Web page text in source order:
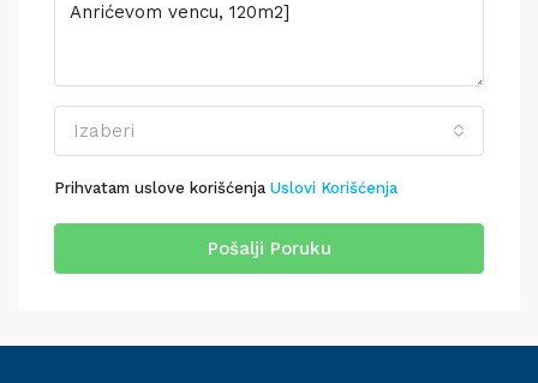
Izaberi
Prihvatam uslove korišćenja Uslovi Korišćenja
Pošalji Poruku